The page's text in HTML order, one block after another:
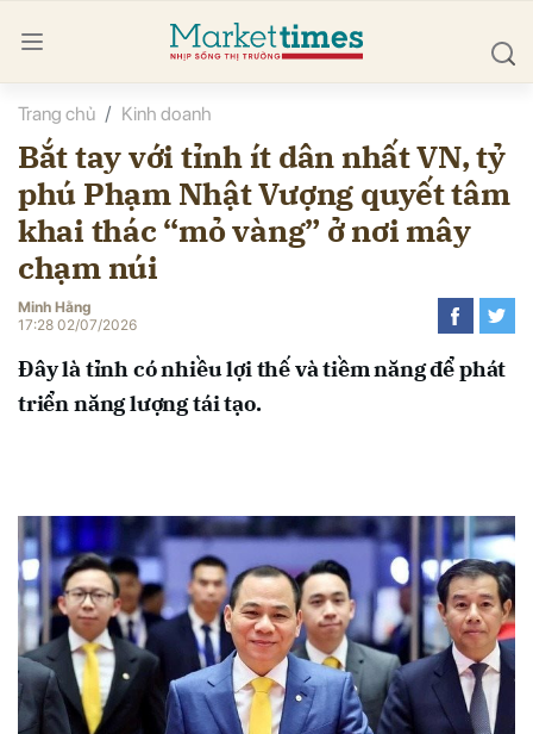
Trang chủ Kinh doanh
Bắt tay với tỉnh ít dân nhất VN, tỷ
phú Phạm Nhật Vượng quyết tâm
khai thác “mỏ vàng” ở nơi mây
chạm núi
Minh Hằng
17:28 02/07/2026
Đây là tỉnh có nhiều lợi thế và tiềm năng để phát
triển năng lượng tái tạo.
luận